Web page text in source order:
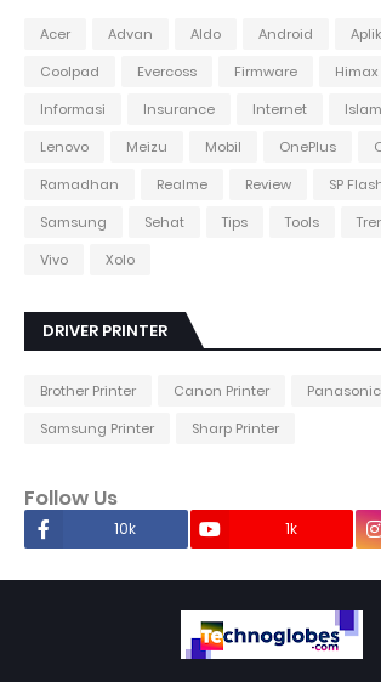
Acer Advan Aldo Android
Coolpad
Evercoss Firmware Himax
Informasi
Insurance Internet
Lenovo
Meizu Mobil OnePlus
Ramadhan
Realme Review
SP
Samsung
Sehat Tips Tools
Vivo
Xolo
DRIVER PRINTER
Brother Printer Canon Printer
Samsung Printer
Sharp Printer
Follow Us
10k 1k